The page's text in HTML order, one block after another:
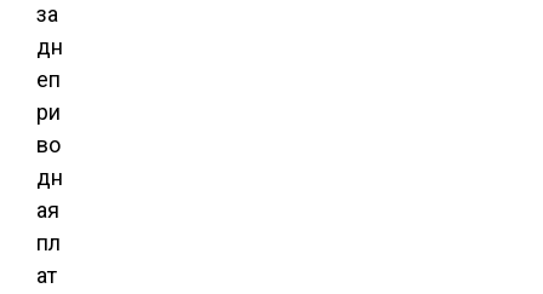
за
дн
еп
ри
во
дн
ая
пл
ат